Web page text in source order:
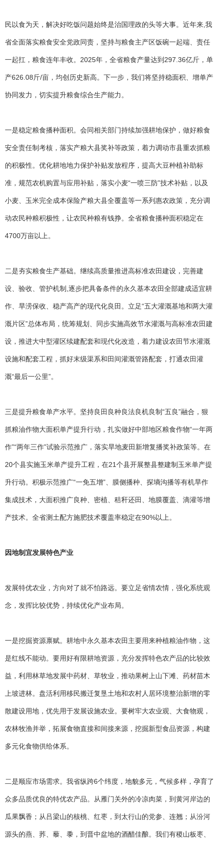
民以食为天，解决好吃饭问题始终是治国理政的头等大事。近年来,我
省全面落实粮食安全党政同责，坚持与粮食主产区饭碗一起端、责任
一起扛 ， 粮食连年丰收。2025年，全省粮食产量达到297.36亿斤，单
产626.08斤/亩，均创历史新高。下一步，我们将坚持稳面积、增单产
协同发力，切实提升粮食综合生产能力。
一是稳定粮食播种面积。会同相关部门持续加强耕地保护，做好粮食
安全责任制考核，落实产粮大县奖补等政策，着力调动市县重农抓粮
的积极性。优化耕地地力保护补贴发放程序，提高大豆种植补助标
准，规范农机购置与应用补贴，落实小麦“一喷三防”技术补贴，以及
小麦、玉米完全成本保险产粮大县全覆盖等一系列惠农政策，充分调
动农民种粮积极性，让农民种粮有钱挣。全省粮食播种面积稳定在
4700万亩以上。
二是夯实粮食生产基础。继续高质量推进高标准农田建设，完善建
设、验收、管护机制,逐步把具备条件的永久基本农田全部建成适宜耕
作、旱涝保收、稳产高产的现代化良田。立足“五大灌溉基地和两大灌
溉片区”总体布局，统筹规划、同步实施高效节水灌溉与高标准农田建
设，推进大中型灌区续建配套和现代化改造，着力建设农田节水灌溉
设施和配套工程，抓好末级渠系和田间灌溉管路配套，打通农田灌
溉“最后一公里”。
三是提升粮食单产水平。坚持良田良种良法良机良制“五良”融合，狠
抓粮油作物大面积单产提升行动，扎实做好中部地区粮食作物“一年两
作”“两年三作”试验示范推广，落实旱地麦田新增复播奖补政策等。在
20个县实施玉米单产提升工程，在21个县开展整县整建制玉米单产提
升行动。积极示范推广“一免五增”、膜侧播种、探墒沟播等有机旱作
集成技术，大面积推广良种、密植、秸秆还田、地膜覆盖、滴灌等增
产技术。全省测土配方施肥技术覆盖率稳定在90%以上。
因地制宜发展特色产业
发展特优农业，方向对了就不怕路远。要立足省情农情，强化系统观
念，发挥比较优势，持续优化产业布局。
一是挖掘资源禀赋。耕地中永久基本农田主要用来种植粮油作物，这
是红线不能动。要用好有限耕地资源，充分发挥特色农产品的比较效
益，利用林草地发展中药材、草牧业，推动果树上山下滩、药材苗木
上坡进林。盘活利用移民搬迁复垦土地和农村人居环境整治新增的零
散建设用地，优先用于发展设施农业。要树牢大农业观、大食物观，
农林牧渔并举，拓展食物直接和间接来源，挖掘新型食品资源，构建
多元化食物供给体系。
二是顺应市场需求。我省纵跨6个纬度，地貌多元，气候多样，孕育了
众多品质优良的特优农产品。从雁门关外的冷凉肉菜，到黄河岸边的
瓜果飘香；从吕梁山的核桃、红枣，到太行山的党参、连翘；从汾河
源头的燕、荞、藜、黍，到晋中盆地的酒醋佳酿。我们有稷山板枣、